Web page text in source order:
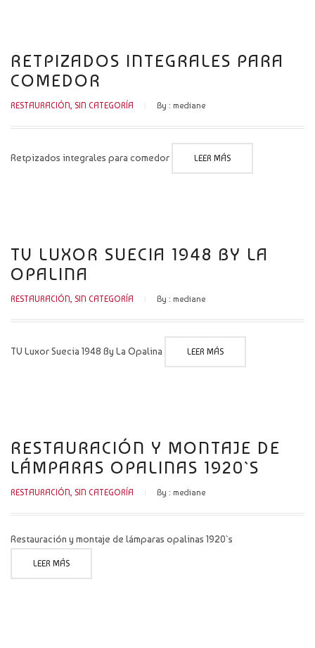
RETPIZADOS INTEGRALES PARA
COMEDOR
RESTAURACIÓN, SIN CATEGORÍA By : mediane
Retpizados integrales para comedor LEER MÁS
TV LUXOR SUECIA 1948 BY LA
OPALINA
RESTAURACIÓN, SIN CATEGORÍA By : mediane
TV Luxor Suecia 1948 By La Opalina LEER MÁS
RESTAURACIÓN Y MONTAJE DE
LÁMPARAS OPALINAS 1920`S
RESTAURACIÓN, SIN CATEGORÍA By : mediane
Restauración y montaje de lámparas opalinas 1920`s
LEER MÁS